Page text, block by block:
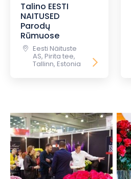
Talino EESTI
NAITUSED
Parodų
Rūmuose
Eesti Näituste
AS, Pirita tee,
Tallinn, Estonia